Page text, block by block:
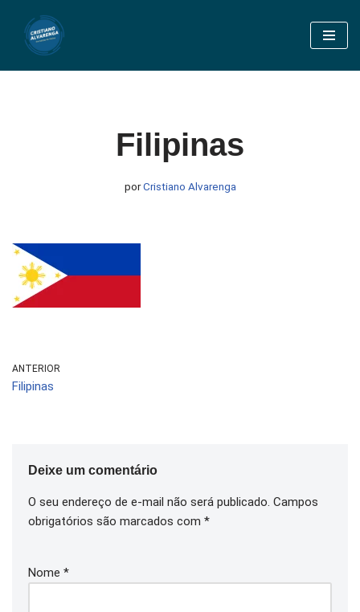
Pular
Filipinas
porCristiano Alvarenga
ANTERIOR
Filipinas
Deixe um comentário
O seu endereço de e-mail não será publicado. Campos
obrigatórios são marcados com *
Nome *